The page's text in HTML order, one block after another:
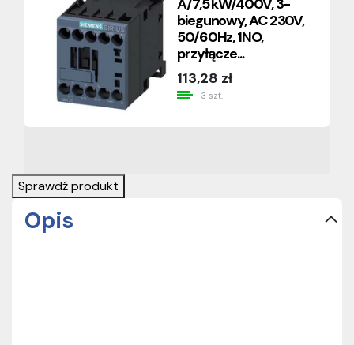
A/7,5 kW/400V, 3-
biegunowy, AC 230V,
50/60Hz, 1NO,
przyłącze...
3 szt.
113,28 zł
Sprawdź produkt
Opis